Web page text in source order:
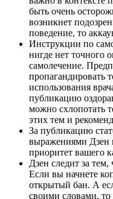
быть очень
возникнет
поведение, то
Инструкции по
нигде нет точного
самолечение.
пропагандировать
использования
публикацию
можно схлопотать
этих тем и
За публикацию
выражениями Дзен
приоритет вашего
Дзен следит за
Если вы начнете
открытый бан. А
своими словами, то